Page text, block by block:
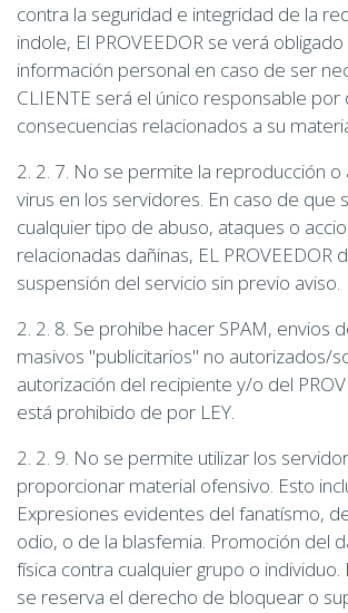
contra la seguridad e integridad de la
indole, El PROVEEDOR se verá
información personal en caso de ser
CLIENTE será el único responsable por
consecuencias relacionados a su
2. 2. 7. No se permite la reproducción
virus en los servidores. En caso de que
cualquier tipo de abuso, ataques o
relacionadas dañinas, EL PROVEEDOR
suspensión del servicio sin previo aviso.
2. 2. 8. Se prohibe hacer SPAM, envios
masivos "publicitarios" no autorizados/
autorización del recipiente y/o del
está prohibido de por LEY.
2. 2. 9. No se permite utilizar los
proporcionar material ofensivo. Esto
Expresiones evidentes del fanatísmo,
odio, o de la blasfemia. Promoción del
física contra cualquier grupo o individuo.
se reserva el derecho de bloquear o